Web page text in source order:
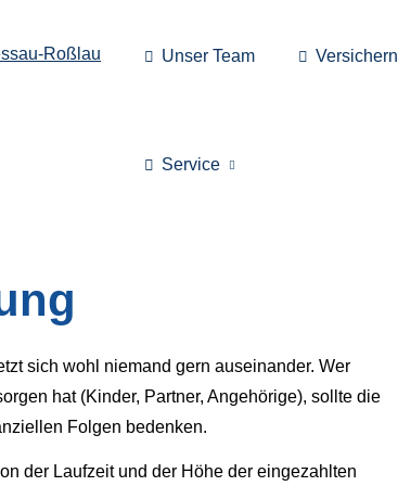
Unser Team Versichern
Service
sich wohl niemand gern auseinander. Wer
hat (Kinder, Partner, Angehörige), sollte die
Folgen bedenken.
der Laufzeit und der Höhe der eingezahlten